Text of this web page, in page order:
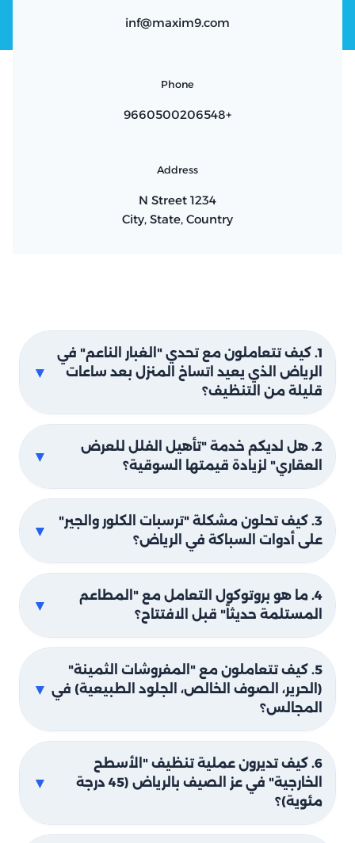
inf@maxim9.com
Phone
+9660500206548
Address
1234 N Street
City, State, Country
1. كيف تتعاملون مع تحدي "الغبار الناعم" في
الرياض الذي يعيد اتساخ المنزل بعد ساعات
قليلة من التنظيف؟
▼
2. هل لديكم خدمة "تأهيل الفلل للعرض
العقاري" لزيادة قيمتها السوقية؟
▼
3. كيف تحلون مشكلة "ترسبات الكلور والجير"
على أدوات السباكة في الرياض؟
▼
4. ما هو بروتوكول التعامل مع "المطاعم
المستلمة حديثاً" قبل الافتتاح؟
▼
5. كيف تتعاملون مع "المفروشات الثمينة"
(الحرير، الصوف الخالص، الجلود الطبيعية) في
المجالس؟
▼
6. كيف تديرون عملية تنظيف "الأسطح
الخارجية" في عز الصيف بالرياض (45 درجة
مئوية)؟
▼